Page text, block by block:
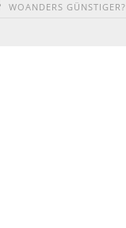
WOANDERS GÜNSTIGER?